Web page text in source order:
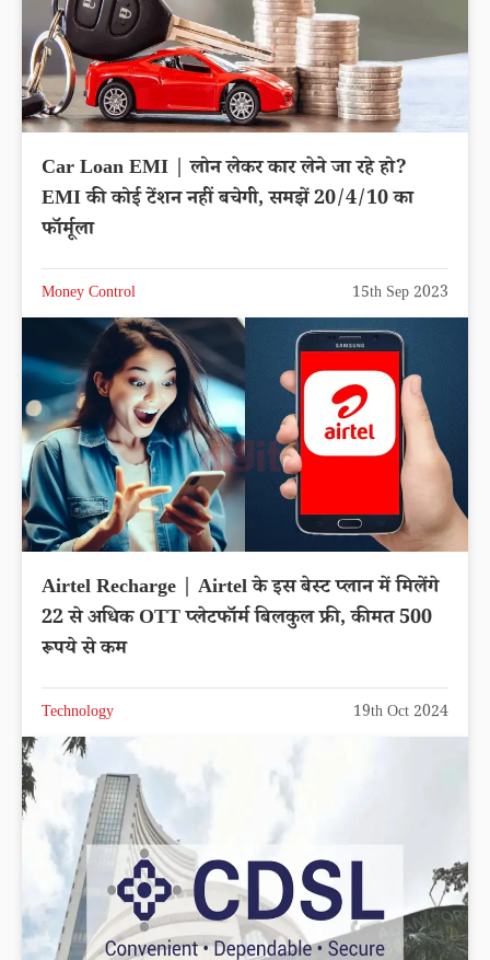
Car Loan EMI | लोन लेकर कार लेने जा रहे हो?
EMI की कोई टेंशन नहीं बचेगी, समझें 20/4/10 का
फॉर्मूला
Money Control 15th Sep 2023
Airtel Recharge | Airtel के इस बेस्ट प्लान में मिलेंगे
22 से अधिक OTT प्लेटफॉर्म बिलकुल फ्री, कीमत 500
रूपये से कम
Technology 19th Oct 2024